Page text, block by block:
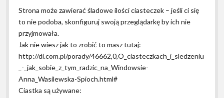
Strona może zawierać śladowe ilości ciasteczek – jeśli ci się
to nie podoba, skonfiguruj swoją przeglądarkę by ich nie
przyjmowała.
Jak nie wiesz jak to zrobić to masz tutaj:
http://di.com.pl/porady/46662,0,O_ciasteczkach_i_sledzeniu
_-_jak_sobie_z_tym_radzic_na_Windowsie-
Anna_Wasilewska-Spioch.html#
Ciastka są używane: